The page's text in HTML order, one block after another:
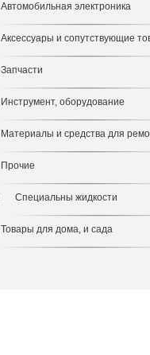
Автомобильная электроника
Аксессуары и сопутствующие
Запчасти
Инструмент, оборудование
Материалы и средства для
Прочие
Специальны жидкости
Товары для дома, и сада